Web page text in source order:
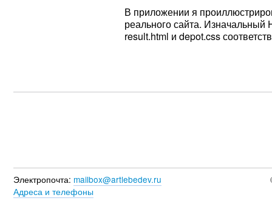
В приложении я
реального сайта.
result.html и depot.css
Электропочта: mailbox@artlebedev.ru
Адреса и телефоны